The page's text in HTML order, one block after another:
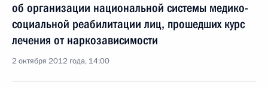
об организации национальной системы медико-
социальной реабилитации лиц, прошедших курс
лечения от наркозависимости
2 октября 2012 года, 14:00